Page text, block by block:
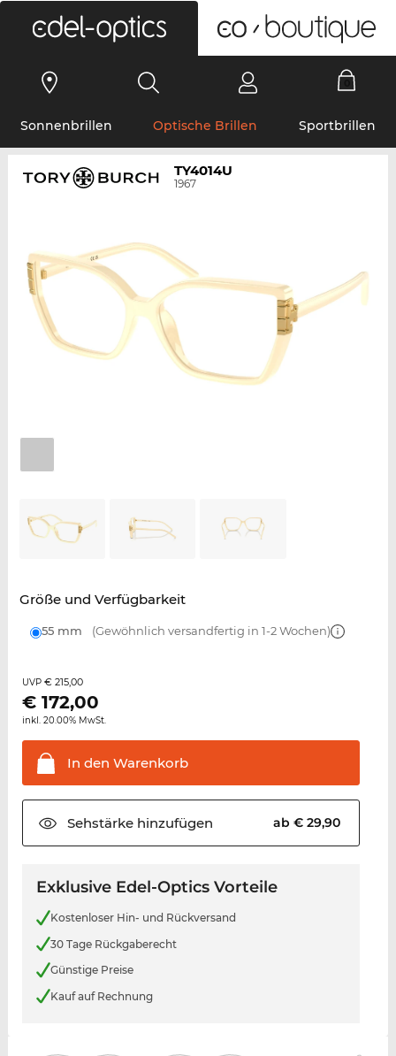
Sonnenbrillen Optische Brillen Sportbrillen
TY4014U
1967
Größe und Verfügbarkeit
55 mm (Gewöhnlich versandfertig in 1-2 Wochen)
UVP € 215,00
€ 172,00
inkl. 20.00% MwSt.
In den Warenkorb
Sehstärkehinzufügen ab € 29,90
Exklusive Edel-Optics Vorteile
Kostenloser Hin- und Rückversand
30 Tage Rückgaberecht
Günstige Preise
Kauf auf Rechnung